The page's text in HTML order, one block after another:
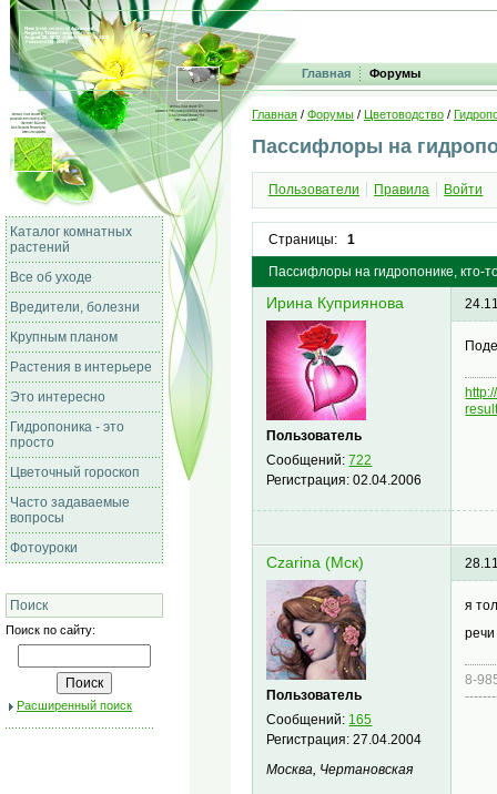
Главная Форумы
Каталог комнатных
растений
Все об уходе
Вредители, болезни
Крупным планом
Растения в интерьере
Это интересно
Гидропоника - это
просто
Цветочный гороскоп
Часто задаваемые
вопросы
Фотоуроки
Поиск
Поиск по сайту:
Расширенный поиск
Главная / Форумы / Цветоводство /
Пассифлоры на
Пользователи Правила Войти
Страницы: 1
Пассифлоры на гидропонике, кто-
Ирина Куприянова
Пользователь
Сообщений:722
Регистрация:02.04.2006
Czarina (Мск)
Пользователь
Сообщений: 165
Регистрация:27.04.2004
Москва, Чертановская
я
8-